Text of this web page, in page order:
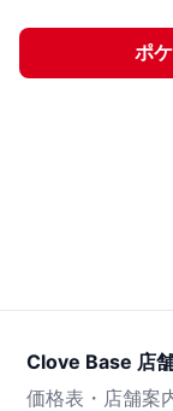
ポ
Clove Base 店
価格表・店舗案